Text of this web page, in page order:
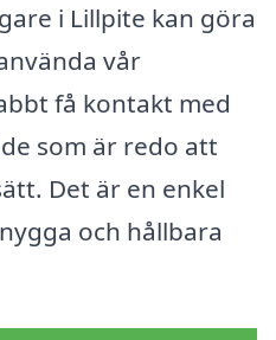
i Lillpite kan göra
vår
få kontakt med
som är redo att
Det är en enkel
och hållbara